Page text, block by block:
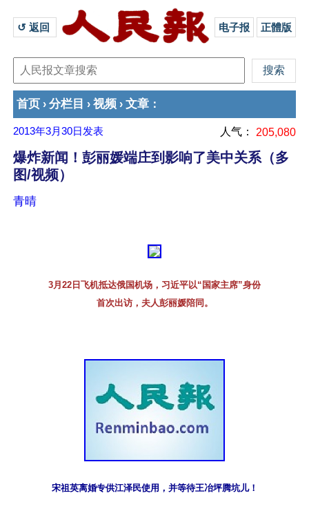
↺ 返回 电子报 正體版
首页 › 分栏目 › 视频 › 文章 ：
2013年3月30日 发表 人气： 205,080
爆炸新闻！彭丽媛端庄到影响了美中关系（多
图/视频）
青晴
3月22日飞机抵达俄国机场，习近平以“国家主席”身份
首次出访，夫人彭丽媛陪同。
宋祖英离婚专供江泽民使用，并等待王冶坪腾坑儿！